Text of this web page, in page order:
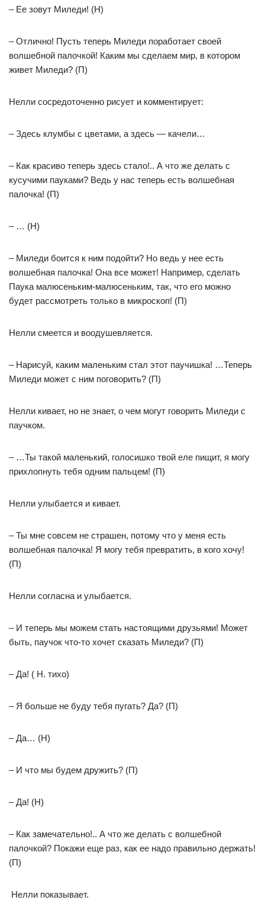
– Ее зовут Миледи! (Н)
– Отлично! Пусть теперь Миледи поработает своей
волшебной палочкой! Каким мы сделаем мир, в котором
живет Миледи? (П)
Нелли сосредоточенно рисует и комментирует:
– Здесь клумбы с цветами, а здесь — качели…
– Как красиво теперь здесь стало!.. А что же делать с
кусучими пауками? Ведь у нас теперь есть волшебная
палочка! (П)
– … (Н)
– Миледи боится к ним подойти? Но ведь у нее есть
волшебная палочка! Она все может! Например, сделать
Паука малюсеньким-малюсеньким, так, что его можно
будет рассмотреть только в микроскоп! (П)
Нелли смеется и воодушевляется.
– Нарисуй, каким маленьким стал этот паучишка! …Теперь
Миледи может с ним поговорить? (П)
Нелли кивает, но не знает, о чем могут говорить Миледи с
паучком.
– …Ты такой маленький, голосишко твой еле пищит, я могу
прихлопнуть тебя одним пальцем! (П)
Нелли улыбается и кивает.
– Ты мне совсем не страшен, потому что у меня есть
волшебная палочка! Я могу тебя превратить, в кого хочу!
(П)
Нелли согласна и улыбается.
– И теперь мы можем стать настоящими друзьями! Может
быть, паучок что-то хочет сказать Миледи? (П)
– Да! ( Н. тихо)
– Я больше не буду тебя пугать? Да? (П)
– Да… (Н)
– И что мы будем дружить? (П)
– Да! (Н)
– Как замечательно!.. А что же делать с волшебной
палочкой? Покажи еще раз, как ее надо правильно держать!
(П)
Нелли показывает.